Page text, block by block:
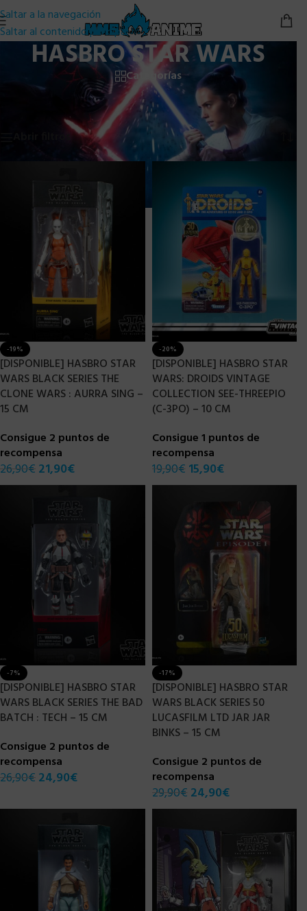
Saltar a la navegación
Saltar al contenido principal
HASBRO STAR WARS
Categorías
Otros HASBRO/HASBRO STAR WARS
Mostrando 1–24 de 611 resultados
Abrir filtros
-19%
[DISPONIBLE] HASBRO STAR
WARS BLACK SERIES THE
CLONE WARS : AURRA SING –
15 CM
Consigue 2 puntos de
recompensa
26,90€ 21,90€
-20%
[DISPONIBLE] HASBRO STAR
WARS: DROIDS VINTAGE
COLLECTION SEE-THREEPIO
(C-3PO) – 10 CM
Consigue 1 puntos de
recompensa
19,90€ 15,90€
-7%
[DISPONIBLE] HASBRO STAR
WARS BLACK SERIES THE BAD
BATCH : TECH – 15 CM
Consigue 2 puntos de
recompensa
26,90€ 24,90€
-17%
[DISPONIBLE] HASBRO STAR
WARS BLACK SERIES 50
LUCASFILM LTD JAR JAR
BINKS – 15 CM
Consigue 2 puntos de
recompensa
29,90€ 24,90€